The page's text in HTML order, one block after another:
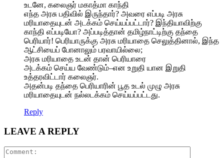
உடனே, கலைஞர் மகாத்மா காந்தி
எந்த அரசு பதிவில் இருந்தார்? அவரை எப்படி அரசு
மரியாதையுடன் அடக்கம் செய்யப்பட்டார்? இந்தியாவிற்கு
காந்தி எப்படியோ? அப்படித்தான் தமிழ்நாட்டிற்கு தந்தை
பெரியார்! பெரியாருக்கு அரசு மரியாதை செலுத்தினால், இந்த
ஆட்சியைப் போனாலும் பரவாயில்லை;
அரசு மரியாதை உடன் தான் பெரியாரை
அடக்கம் செய்ய வேண்டும்–என உறுதி யான இறுதி
உத்தரவிட்டார் கலைஞர்.
அதன்படி தந்தை பெரியாரின் பூத உடல் முழு அரசு
மரியாதையுடன் நல்லடக்கம் செய்யப்பட்டது.
Reply
LEAVE A REPLY